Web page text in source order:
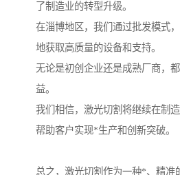
了制造业的转型升级。
在淄博地区，我们通过批发模式
地获取高质量的设备和支持。
无论是初创企业还是成熟厂商，
益。
我们相信，激光切割将继续在制
帮助客户实现*生产和创新突破。
总之，激光切割作为一种*、精准